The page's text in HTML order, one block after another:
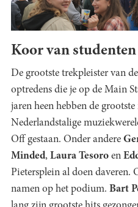
Koor van studenten
De grootste trekpleister van
optredens die je op de Main
jaren heen hebben de
Nederlandstalige
Off gestaan. Onder andere
Minded, Laura Tesoro en
Pietersplein al doen daveren.
namen op het podium. Bart